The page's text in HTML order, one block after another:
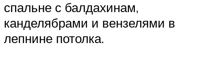
спальне с балдахинам,
канделябрами и вензелями в
лепнине потолка.